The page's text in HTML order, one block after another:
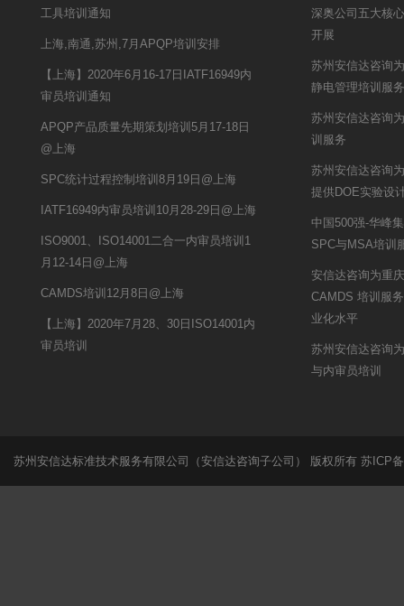
工具培训通知
上海,南通,苏州,7月APQP培训安排
【上海】2020年6月16-17日IATF16949内
审员培训通知
APQP产品质量先期策划培训5月17-18日
@上海
SPC统计过程控制培训8月19日@上海
IATF16949内审员培训10月28-29日@上海
ISO9001、ISO14001二合一内审员培训1
月12-14日@上海
CAMDS培训12月8日@上海
【上海】2020年7月28、30日ISO14001内
审员培训
深奥公司五大核
开展
苏州安信达咨询
静电管理培训服务
苏州安信达咨询
训服务
苏州安信达咨询
提供DOE实验设
中国500强-华峰
SPC与MSA培训
安信达咨询为重
CAMDS 培训服
业化水平
苏州安信达咨询
与内审员培训
苏州安信达标准技术服务有限公司（安信达咨询子公司） 版权所有 苏ICP